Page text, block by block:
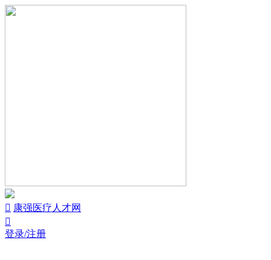
 康强医疗人才网

登录/注册